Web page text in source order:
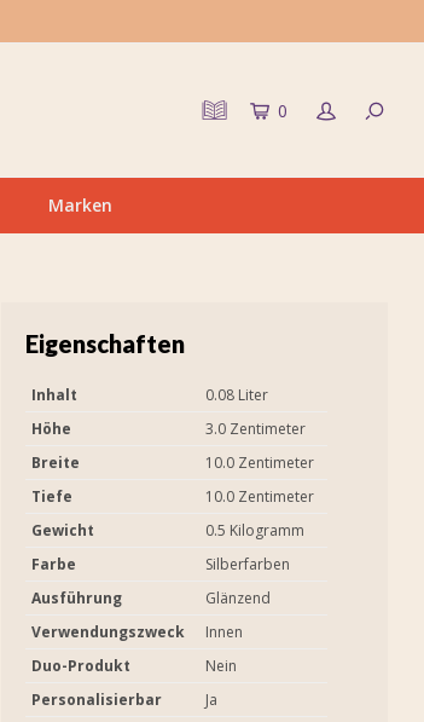
0
Marken
Eigenschaften
Inhalt
0.08 Liter
Höhe
3.0 Zentimeter
Breite
10.0 Zentimeter
Tiefe
10.0 Zentimeter
Gewicht
0.5 Kilogramm
Farbe
Silberfarben
Ausführung
Glänzend
Verwendungszweck
Innen
Duo-Produkt
Nein
Personalisierbar
Ja